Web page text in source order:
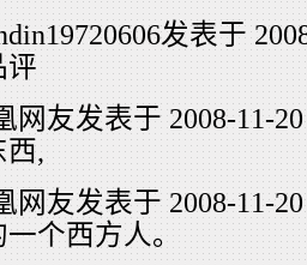
发表于
评
网友发表于 2008-11-
西,
网友发表于 2008-11-
一个西方人。